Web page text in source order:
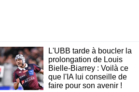
L'UBB tarde à boucler la
prolongation de Louis
Bielle-Biarrey : Voilà ce
que l'IA lui conseille de
faire pour son avenir !